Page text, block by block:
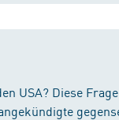
USA? Diese Frage